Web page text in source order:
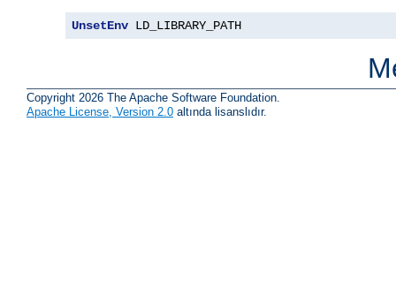
UnsetEnv LD_LIBRARY_PATH
Copyright 2026 The Apache Software Foundation.
Apache License, Version 2.0 altında lisanslıdır.